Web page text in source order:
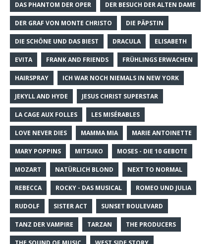
DAS PHANTOM DER OPER DER BESUCH DER ALTEN DAME
DER GRAF VON MONTE CHRISTO DIE PÄPSTIN
DIE SCHÖNE UND DAS BIEST DRACULA ELISABETH
EVITA FRANK AND FRIENDS FRÜHLINGS ERWACHEN
HAIRSPRAY ICH WAR NOCH NIEMALS IN NEW YORK
JEKYLL AND HYDE JESUS CHRIST SUPERSTAR
LA CAGE AUX FOLLES LES MISÉRABLES
LOVE NEVER DIES MAMMA MIA MARIE ANTOINETTE
MARY POPPINS MITSUKO MOSES - DIE 10 GEBOTE
MOZART NATÜRLICH BLOND NEXT TO NORMAL
REBECCA ROCKY - DAS MUSICAL ROMEO UND JULIA
RUDOLF SISTER ACT SUNSET BOULEVARD
TANZ DER VAMPIRE TARZAN THE PRODUCERS